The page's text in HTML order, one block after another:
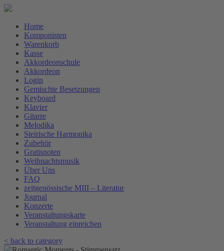
Home
Komponisten
Warenkorb
Kasse
Akkordeonschule
Akkordeon
Login
Gemischte Besetzungen
Keyboard
Klavier
Gitarre
Melodika
Steirische Harmonika
Zubehör
Gratisnoten
Weihnachtsmusik
Über Uns
FAQ
zeitgenössische MIII – Literatur
Journal
Konzerte
Veranstaltungskarte
Veranstaltung einreichen
< back to category